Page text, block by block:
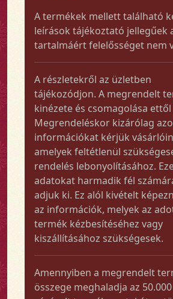
A termékek mellett található
leírások tájékoztató jellegűek
tartalmáért felelősséget nem
A részletekről az üzletben
tájékozódjon. A megrendelt
kinézete és csomagolása
Megrendeléskor kizárólag
információkat kérjük
amelyek feltétlenül
rendelés lebonyolításához.
adatokat harmadik fél
adjuk ki. Ez alól kivételt
az információk, melyek az
termék kézbesítéséhez vagy
kiszállításához szükségesek.
Amennyiben a megrendelt
összege meghaladja az